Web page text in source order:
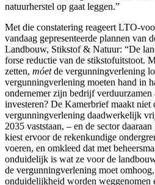
natuurherstel op gaat leggen.”
Met die constatering reageert LTO-
vandaag gepresenteerde plannen van
Landbouw, Stikstof & Natuur: “De
forse reductie van de stikstofuitstoot.
zetten, móetde vergunningverlening
vergunningverlening moeten hand in
ondernemer zijn bedrijf
investeren? De Kamerbrief maakt
vergunningverlening daadwerkelijk
2035 vaststaan, – en de sector
kiest ervoor de rekenkundige
voeren, en omkleed dat met
onduidelijk is wat ze voor de
de vergunningverlening moet
onduidelijkheid worden weggenomen